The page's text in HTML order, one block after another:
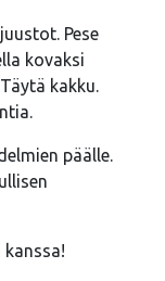
Pese
kovaksi
kakku.
päälle.